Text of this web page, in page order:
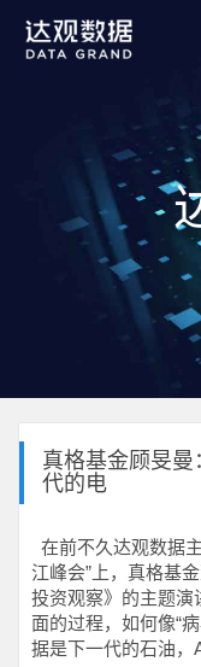
真格基金顾旻
代的电
在前不久达观数据
江峰会”上，真格基
投资观察》的主题演
面的过程，如何像“
据是下一代的石油，